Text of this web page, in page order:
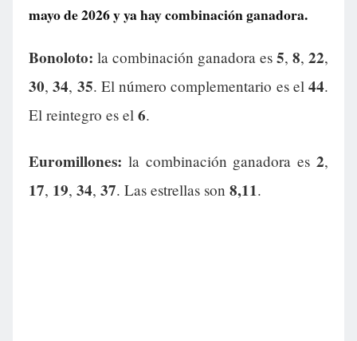
mayo de 2026 y ya hay combinación ganadora.
Bonoloto: la combinación ganadora es 5, 8, 22,
30,34, 35. El número complementario es el 44.
El reintegro es el 6.
Euromillones: la combinación ganadora es 2,
17, 19, 34, 37. Las estrellas son 8,11.